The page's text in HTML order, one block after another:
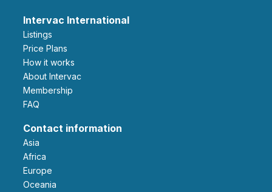
Intervac International
Listings
Price Plans
How it works
About Intervac
Membership
FAQ
Contact information
Asia
Africa
Europe
Oceania